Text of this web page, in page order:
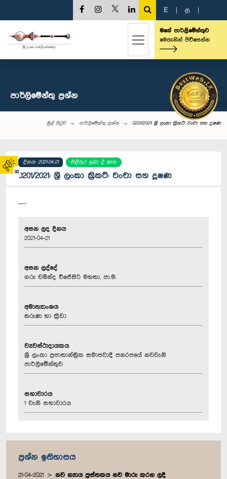
02
E த
මගේ පාර්ලිමේන්තුව
මෙතැනින් පිවිසෙන්න
පාර්ලි‌මේන්තු‌ ප්‍රශ්න
මුල් පිටුව පාර්ලි‌මේන්තු‌ ප්‍රශ්න 0201/2021: ශ්‍රී ලංකා ක්‍රිකට්: වංචා සහ දූෂණ
දිනය: 2021-04-21 පිළිතුර ලබා දී ඇත
0201/2021: ශ්‍රී ලංකා ක්‍රිකට්: වංචා සහ දූෂණ
----
අසන ලද දිනය
2021-04-21
අසන ලද්දේ
ගරු චමින්ද වි‍ජේසිරි මහතා, පා.ම.
අමාත්‍යාංශය
තරුණ හා ක‍්‍රීඩා
ව්‍යවස්ථාදායකය
ශ්‍රී ලංකා ප්‍රජාතාන්ත්‍රික සමාජවාදී ජනරජයේ නවවැනි
පාර්ලිමේන්තුව
සභාවාරය
1 වැනි සභාවාරය
ප්‍රශ්න ඉතිහාසය
21-04-2021 නව න්‍යාය පුස්තකය නව මාරු කරන ලදී